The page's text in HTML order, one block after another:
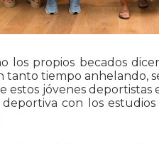
los propios becados
tanto tiempo anhelando,
estos jóvenes
deportiva con los